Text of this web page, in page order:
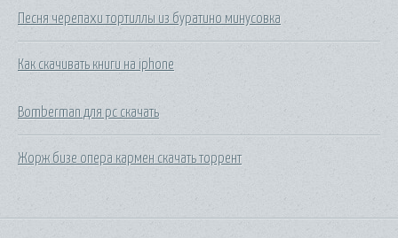
Песня черепахи тортиллы из буратино минусовка
Как скачивать книги на iphone
Bomberman для pc скачать
Жорж бизе опера кармен скачать торрент